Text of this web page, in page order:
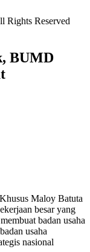
Rights Reserved
BUMD
Maloy Batuta
besar yang
badan usaha
usaha
nasional